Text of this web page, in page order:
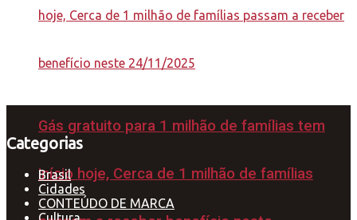
Gás gratuito para 1 milhão de famílias tem
início hoje, Cerca de 1 milhão de famílias
Categorias
Brasil
Cidades
CONTEÚDO DE MARCA